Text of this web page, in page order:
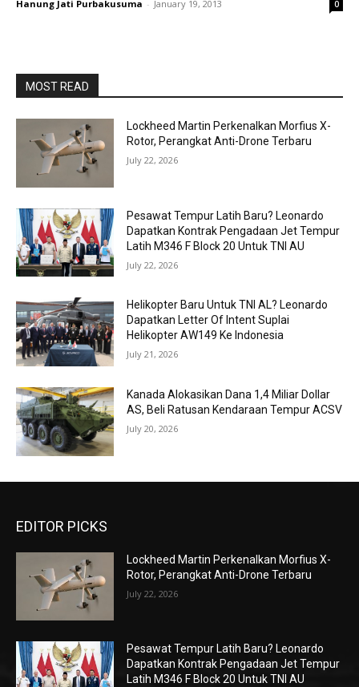
Hanung Jati Purbakusuma - January 19, 2013 0
MOST READ
Lockheed Martin Perkenalkan Morfius X-
Rotor, Perangkat Anti-Drone Terbaru
July 22, 2026
Pesawat Tempur Latih Baru? Leonardo
Dapatkan Kontrak Pengadaan Jet Tempur
Latih M346 F Block 20 Untuk TNI AU
July 22, 2026
Helikopter Baru Untuk TNI AL? Leonardo
Dapatkan Letter Of Intent Suplai
Helikopter AW149 Ke Indonesia
July 21, 2026
Kanada Alokasikan Dana 1,4 Miliar Dollar
AS, Beli Ratusan Kendaraan Tempur ACSV
July 20, 2026
EDITOR PICKS
Lockheed Martin Perkenalkan Morfius X-
Rotor, Perangkat Anti-Drone Terbaru
July 22, 2026
Pesawat Tempur Latih Baru? Leonardo
Dapatkan Kontrak Pengadaan Jet Tempur
Latih M346 F Block 20 Untuk TNI AU